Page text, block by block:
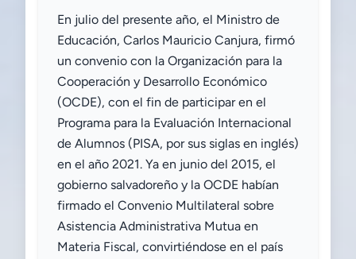
En julio del presente año, el Ministro de
Educación, Carlos Mauricio Canjura, firmó
un convenio con la Organización para la
Cooperación y Desarrollo Económico
(OCDE), con el fin de participar en el
Programa para la Evaluación Internacional
de Alumnos (PISA, por sus siglas en inglés)
en el año 2021. Ya en junio del 2015, el
gobierno salvadoreño y la OCDE habían
firmado el Convenio Multilateral sobre
Asistencia Administrativa Mutua en
Materia Fiscal, convirtiéndose en el país